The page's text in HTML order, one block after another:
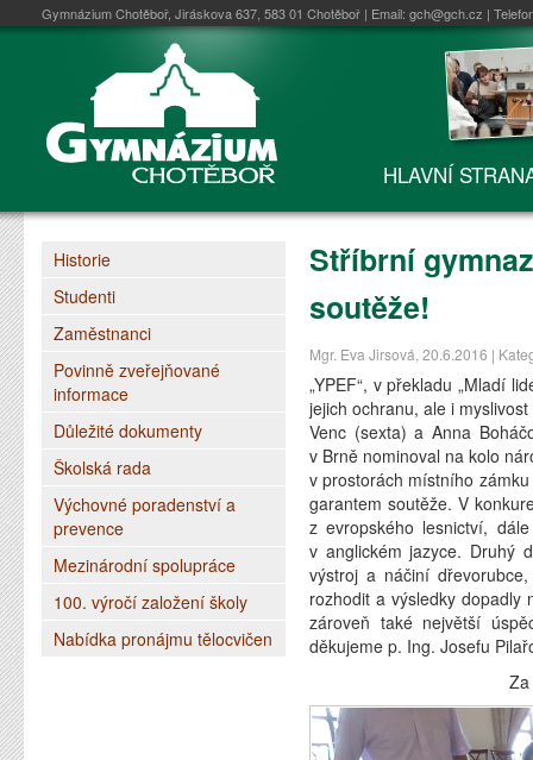
Gymnázium Chotěboř, Jiráskova 637, 583 01 Chotěboř | Email: gch@gch.cz |
HLAVNÍ
Historie
Studenti
Zaměstnanci
Povinně zveřejňované
informace
Důležité dokumenty
Školská rada
Výchovné poradenství a
prevence
Mezinárodní spolupráce
100. výročí založení školy
Nabídka pronájmu tělocvičen
Stříbrní
soutěže!
Mgr. Eva Jirsová, 20.6.2016 |
„YPEF“, v překladu „Mladí
jejich ochranu, ale i
Venc (sexta) a Anna
v Brně nominoval na kolo
v prostorách místního
garantem soutěže. V
z evropského lesnictví,
v anglickém jazyce. Druhý
výstroj a náčiní
rozhodit a výsledky
zároveň také největší
děkujeme p. Ing. Josefu
Za soutěžící Jan